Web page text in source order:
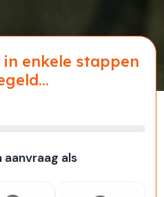
enkele stappen
aanvraag als